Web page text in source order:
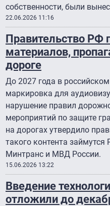
собственности, были
22.06.2026 11:16
Правительство РФ
материалов,
дороге
До 2027 года в
маркировка для
нарушение правил
мероприятий по защите
на дорогах утвердило
такого контента
Минтранс и МВД России.
15.06.2026 13:22
Введение
отложили до